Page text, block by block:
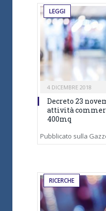
LEGGI
4 DICEMBRE 2018
Decreto 23
attività
400mq
Pubblicato sulla
RICERCHE